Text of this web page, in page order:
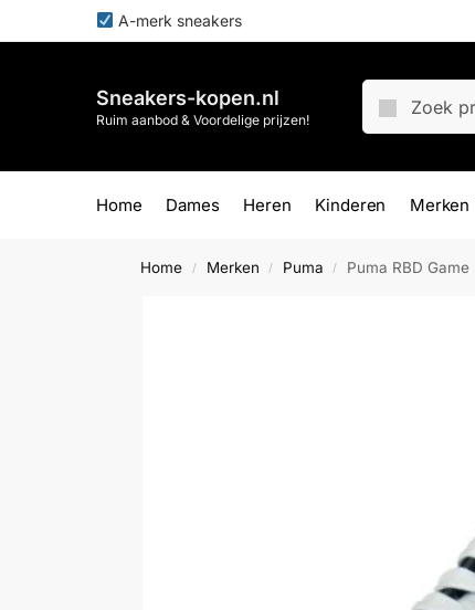
A-merk sneakers
Sneakers-kopen.nl
Ruim aanbod & Voordelige prijzen!
Home Dames Heren Kinderen Merken
Home / Merken / Puma / Puma RBD Game